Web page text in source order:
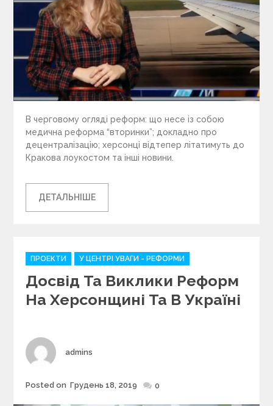
В черговому огляді реформ: що несе із собою
медична реформа “вторинки”; докладно про
децентралізацію; херсонці відтепер літатимуть до
Кракова лоукостом та інші новини.
ДЕТАЛЬНІШЕ
C
a
t
e
g
i
e
ПРОЕКТИ У ЦЕНТРІ УВАГИ - РЕФОРМИ
Досвід Та Виклики Реформ
На Херсонщині Та В Україні
Author
admins
Posted
Posted on Грудень 18, 2019 0